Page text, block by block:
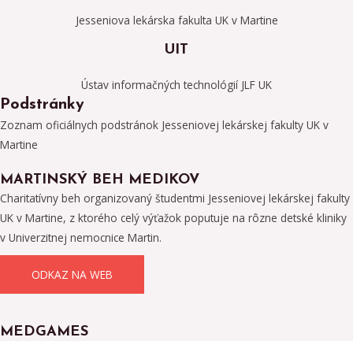
Jesseniova lekárska fakulta UK v Martine
UIT
Ústav informačných technológií JLF UK
Podstránky
Zoznam oficiálnych podstránok Jesseniovej lekárskej fakulty UK v
Martine
MARTINSKÝ BEH MEDIKOV
Charitatívny beh organizovaný študentmi Jesseniovej lekárskej fakulty
UK v Martine, z ktorého celý výťažok poputuje na rôzne detské kliniky
v Univerzitnej nemocnice Martin.
ODKAZ NA WEB
MEDGAMES